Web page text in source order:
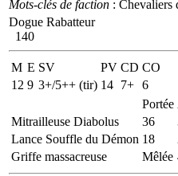
Mots-clés de faction : Chevaliers
Dogue Rabatteur
140
M E SV PV CD CO
12 9 3+/5++ (tir) 14 7+ 6
Portée
Mitrailleuse Diabolus
36
Lance Souffle du Démon 18
Griffe massacreuse
Mêlée